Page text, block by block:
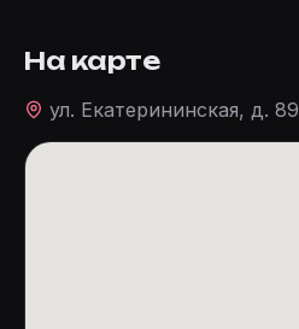
На карте
ул. Екатерининская, д. 89